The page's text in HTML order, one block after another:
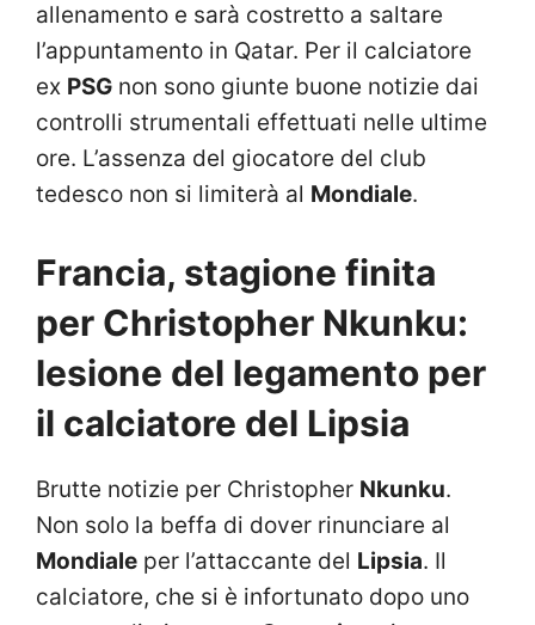
allenamento e sarà costretto a saltare
l’appuntamento in Qatar. Per il calciatore
ex PSG non sono giunte buone notizie dai
controlli strumentali effettuati nelle ultime
ore. L’assenza del giocatore del club
tedesco non si limiterà al Mondiale.
Francia, stagione finita
per Christopher Nkunku:
lesione del legamento per
il calciatore del Lipsia
Brutte notizie per Christopher Nkunku.
Non solo la beffa di dover rinunciare al
Mondiale per l’attaccante del Lipsia. Il
calciatore, che si è infortunato dopo uno